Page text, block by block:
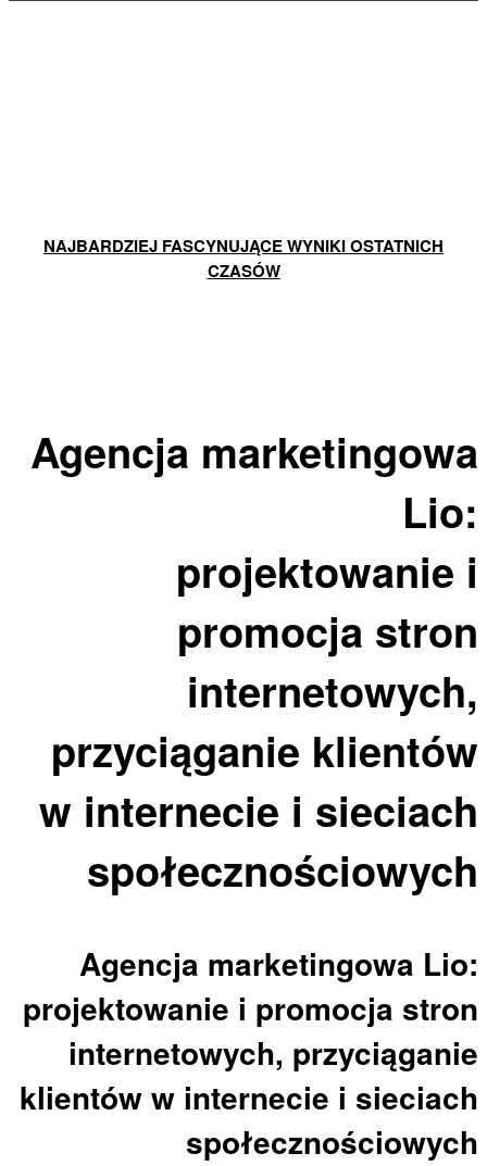
NAJBARDZIEJ FASCYNUJĄCE WYNIKI OSTATNICH
CZASÓW
Agencja marketingowa
Lio:
projektowanie i
promocja stron
internetowych,
przyciąganie klientów
w internecie i sieciach
społecznościowych
Agencja marketingowa Lio:
projektowanie i promocja stron
internetowych, przyciąganie
klientów w internecie i sieciach
społecznościowych